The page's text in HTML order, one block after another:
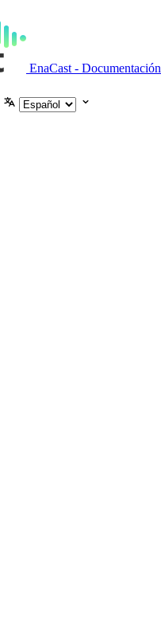
EnaCast - Documentación